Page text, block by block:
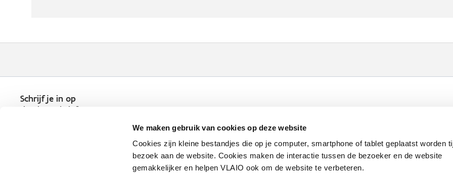
We maken gebruik van cookies op deze website
Cookies zijn kleine bestandjes die op je computer, smartphone of tablet geplaatst worden
bezoek aan de website. Cookies maken de interactie tussen de bezoeker en de website
gemakkelijker en helpen VLAIO ook om de website te verbeteren.
Schrijf je in op
de nieuwsbrief
Communicatieverplichtingen & logo's